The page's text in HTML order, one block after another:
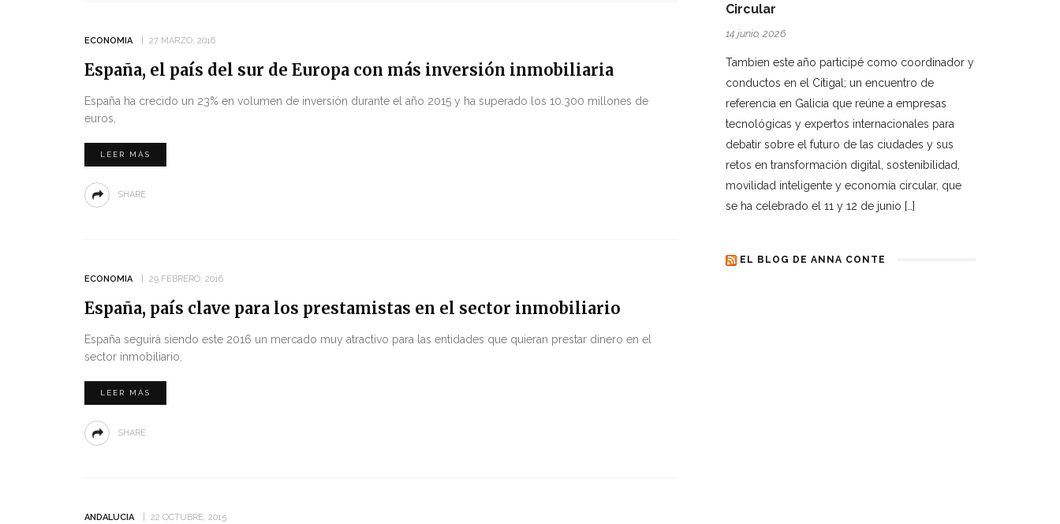
ECONOMIA 27 MARZO, 2016
España, el país del sur de Europa con más inversión inmobiliaria
España ha crecido un 23% en volumen de inversión durante el año 2015 y ha superado los 10.300 millones de
euros,
LEER MÁS
SHARE
ECONOMIA 29 FEBRERO, 2016
España, país clave para los prestamistas en el sector inmobiliario
España seguirá siendo este 2016 un mercado muy atractivo para las entidades que quieran prestar dinero en el
sector inmobiliario,
LEER MÁS
SHARE
ANDALUCIA 22 OCTUBRE, 2015
Circular
14 junio, 2026
Tambien este año participé como coordinador y
conductos en el Citigal; un encuentro de
referencia en Galicia que reúne a empresas
tecnológicas y expertos internacionales para
debatir sobre el futuro de las ciudades y sus
retos en transformación digital, sostenibilidad,
movilidad inteligente y economía circular, que
se ha celebrado el 11 y 12 de junio […]
EL BLOG DE ANNA CONTE